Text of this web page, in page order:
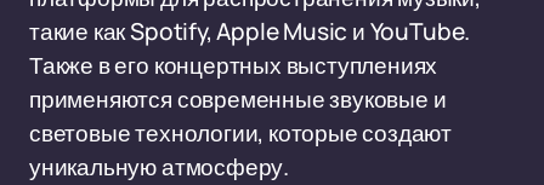
такие как Spotify, Apple Music и YouTube.
Также в его концертных выступлениях
применяются современные звуковые и
световые технологии, которые создают
уникальную атмосферу.